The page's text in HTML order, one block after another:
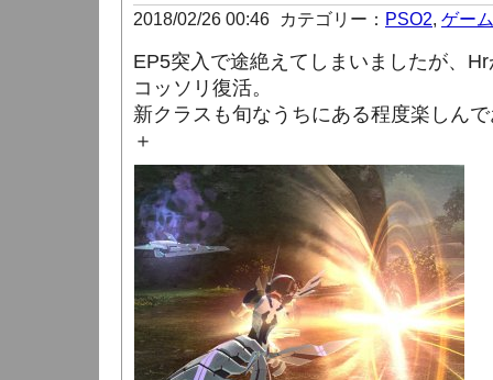
2018/02/26 00:46 カテゴリー： PSO2, ゲーム
EP5突入で途絶えてしまいましたが、
コッソリ復活。
新クラスも旬なうちにある程度楽しん
＋